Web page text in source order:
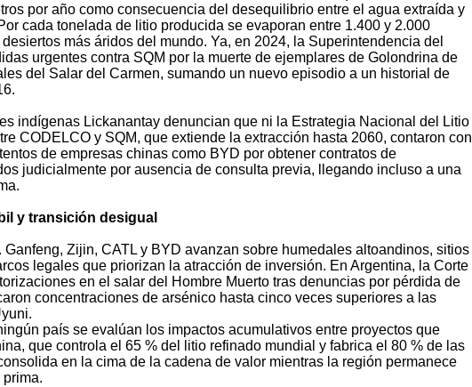
por año como consecuencia del desequilibrio entre el agua extraída y
cada tonelada de litio producida se evaporan entre 1.400 y 2.000
más áridos del mundo. Ya, en 2024, la Superintendencia del
urgentes contra SQM por la muerte de ejemplares de Golondrina de
del Salar del Carmen, sumando un nuevo episodio a un historial de
indígenas Lickanantay denuncian que ni la Estrategia Nacional del Litio
CODELCO y SQM, que extiende la extracción hasta 2060, contaron con
de empresas chinas como BYD por obtener contratos de
judicialmente por ausencia de consulta previa, llegando incluso a una
y transición desigual
Zijin, CATL y BYD avanzan sobre humedales altoandinos, sitios
legales que priorizan la atracción de inversión. En Argentina, la Corte
en el salar del Hombre Muerto tras denuncias por pérdida de
concentraciones de arsénico hasta cinco veces superiores a las
país se evalúan los impactos acumulativos entre proyectos que
que controla el 65 % del litio refinado mundial y fabrica el 80 % de las
en la cima de la cadena de valor mientras la región permanece